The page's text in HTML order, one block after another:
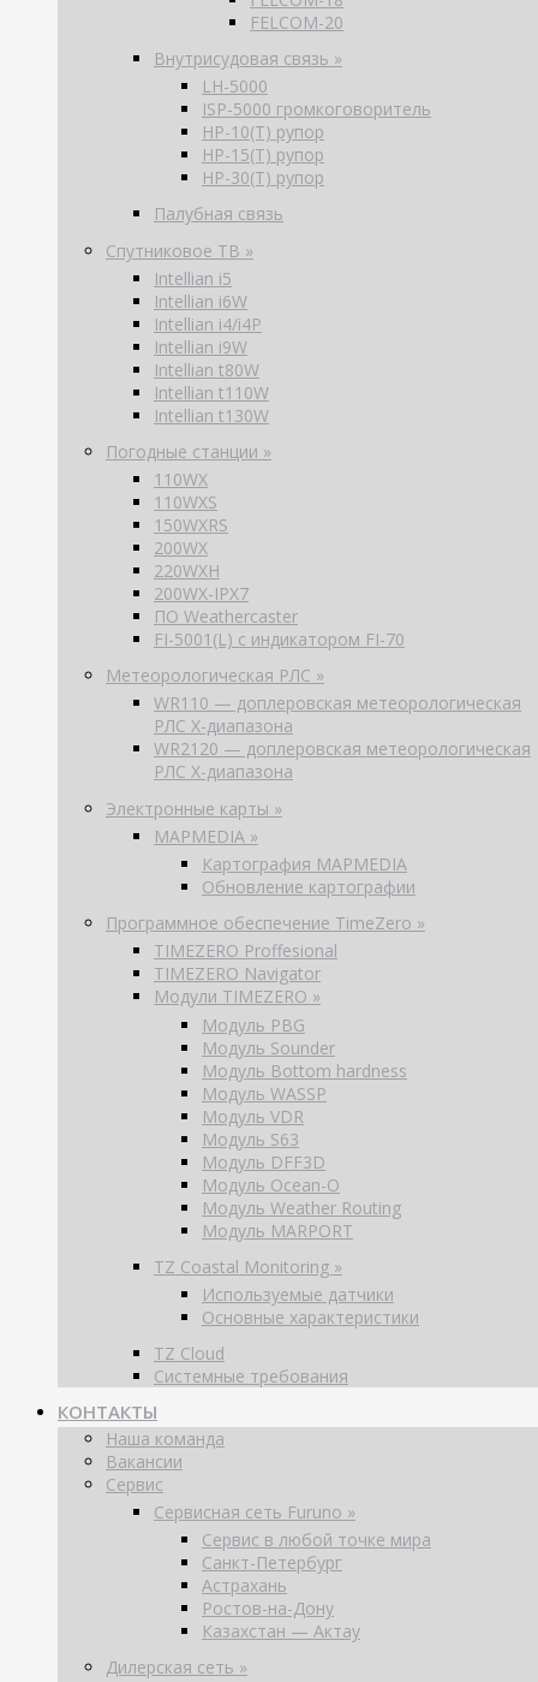
FELCOM-20
Внутрисудовая связь »
LH-5000
ISP-5000 громкоговоритель
HP-10(T) рупор
HP-15(T) рупор
HP-30(T) рупор
Палубная связь
Спутниковое ТВ »
Intellian i5
Intellian i6W
Intellian i4/i4P
Intellian i9W
Intellian t80W
Intellian t110W
Intellian t130W
Погодные станции »
110WX
110WXS
150WXRS
200WX
220WXH
200WX-IPX7
ПО Weathercaster
FI-5001(L) с индикатором FI-70
Метеорологическая РЛС »
WR110 — доплеровская метеорологическая
РЛС X-диапазона
WR2120 — доплеровская метеорологическая
РЛС X-диапазона
Электронные карты »
MAPMEDIA »
Картография MAPMEDIA
Обновление картографии
Программное обеспечение TimeZero »
TIMEZERO Proffesional
TIMEZERO Navigator
Модули TIMEZERO »
Модуль PBG
Модуль Sounder
Модуль Bottom hardness
Модуль WASSP
Модуль VDR
Модуль S63
Модуль DFF3D
Модуль Ocean-O
Модуль Weather Routing
Модуль MARPORT
TZ Coastal Monitoring »
Используемые датчики
Основные характеристики
TZ Cloud
Системные требования
КОНТАКТЫ
Наша команда
Вакансии
Сервис
Сервисная сеть Furuno »
Сервис в любой точке мира
Санкт-Петербург
Астрахань
Ростов-на-Дону
Казахстан — Актау
Дилерская сеть »